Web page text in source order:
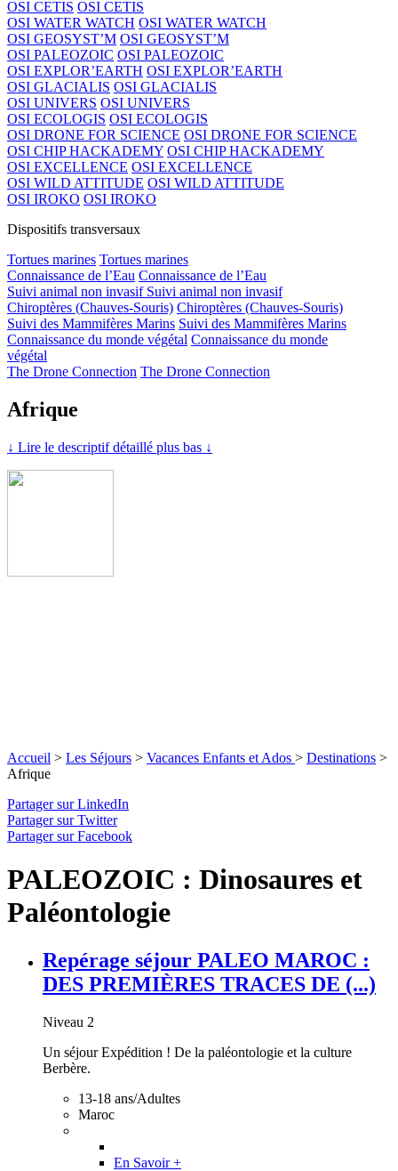
OSI CETIS OSI CETIS
OSI WATER WATCH OSI WATER WATCH
OSI GEOSYST’M OSI GEOSYST’M
OSI PALEOZOIC OSI PALEOZOIC
OSI EXPLOR’EARTH OSI EXPLOR’EARTH
OSI GLACIALIS OSI GLACIALIS
OSI UNIVERS OSI UNIVERS
OSI ECOLOGIS OSI ECOLOGIS
OSI DRONE FOR SCIENCE OSI DRONE FOR SCIENCE
OSI CHIP HACKADEMY OSI CHIP HACKADEMY
OSI EXCELLENCE OSI EXCELLENCE
OSI WILD ATTITUDE OSI WILD ATTITUDE
OSI IROKO OSI IROKO
Dispositifs transversaux
Tortues marines Tortues marines
Connaissance de l’Eau Connaissance de l’Eau
Suivi animal non invasif Suivi animal non invasif
Chiroptères (Chauves-Souris) Chiroptères (Chauves-Souris)
Suivi des Mammifères Marins Suivi des Mammifères Marins
Connaissance du monde végétal Connaissance du monde
végétal
The Drone Connection The Drone Connection
Afrique
↓ Lire le descriptif détaillé plus bas ↓
Accueil > Les Séjours > Vacances Enfants et Ados > Destinations >
Afrique
Partager sur LinkedIn
Partager sur Twitter
Partager sur Facebook
PALEOZOIC : Dinosaures et
Paléontologie
Repérage séjour PALEO MAROC :
DES PREMIÈRES TRACES DE (...)
Niveau 2
Un séjour Expédition ! De la paléontologie et la culture
Berbère.
13-18 ans/Adultes
Maroc
En Savoir +